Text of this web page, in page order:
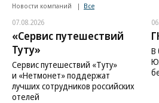
Новости компаний Все
07.08.2026
«Сервис путешествий
Туту»
Сервис путешествий «Туту»
и «Нетмонет» поддержат
лучших сотрудников российских
отелей
В